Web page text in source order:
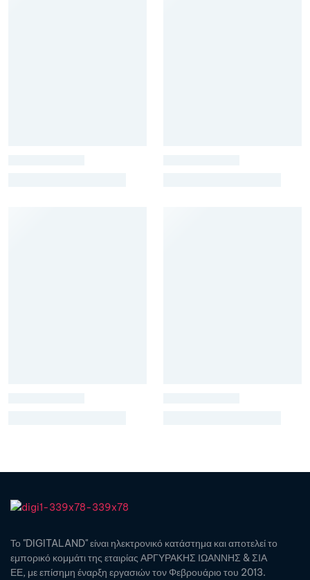
Το "DIGITALAND" είναι ηλεκτρονικό κατάστημα και αποτελεί το
εμπορικό κομμάτι της εταιρίας ΑΡΓΥΡΑΚΗΣ ΙΩΑΝΝΗΣ & ΣΙΑ
ΕΕ, με επίσημη έναρξη εργασιών τον Φεβρουάριο του 2013.